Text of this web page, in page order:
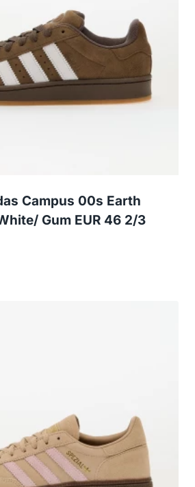
Campus 00s Earth
Gum EUR 46 2/3